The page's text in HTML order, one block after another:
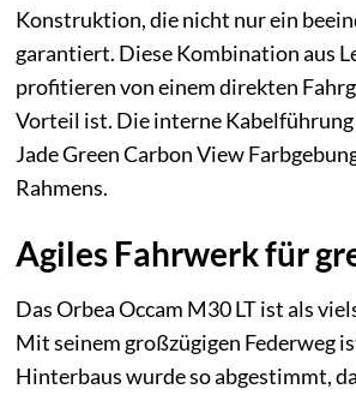
Konstruktion, die nicht nur ein
garantiert. Diese Kombination aus
profitieren von einem direkten
Vorteil ist. Die interne Kabelführung
Jade Green Carbon View
Rahmens.
Agiles Fahrwerk für
Das Orbea Occam M30 LT ist als
Mit seinem großzügigen Federweg
Hinterbaus wurde so abgestimmt,